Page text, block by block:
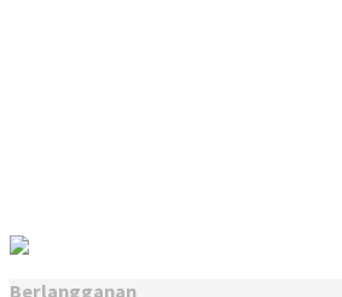
Berlangganan